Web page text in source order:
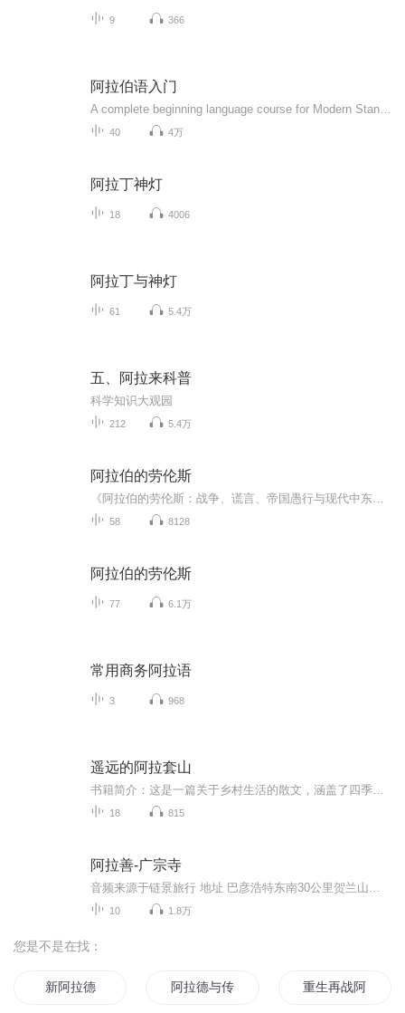
9 366
阿拉伯语入门
40 4万
阿拉丁神灯
18 4006
阿拉丁与神灯
61 5.4万
五、阿拉来科普
科学知识大观园
212 5.4万
阿拉伯的劳伦斯
58 8128
阿拉伯的劳伦斯
77 6.1万
常用商务阿拉语
3 968
遥远的阿拉套山
18 815
阿拉善-广宗寺
10 1.8万
您是不是在找：
新阿拉德 阿拉德与传说 重生再战阿拉德